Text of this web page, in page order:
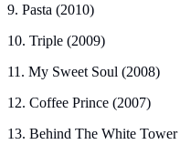
9. Pasta (2010)
10. Triple (2009)
11. My Sweet Soul (2008)
12. Coffee Prince (2007)
13. Behind The White